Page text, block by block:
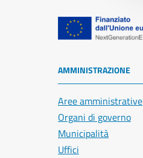
AMMINISTRAZIONE
Aree amministrative
Organi di governo
Municipalità
Uffici